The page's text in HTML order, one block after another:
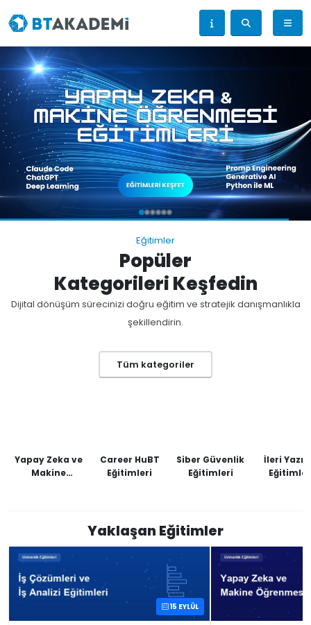
Eğitimler
Popüler
Kategorileri Keşfedin
Dijital dönüşüm sürecinizi doğru eğitim ve stratejik danışmanlıkla
şekillendirin.
Tüm kategoriler
Yapay Zeka ve
Makine
Career HuBT
Eğitimleri
Siber Güvenlik
Eğitimleri
İleri
Yaklaşan Eğitimler
15 EYLÜL